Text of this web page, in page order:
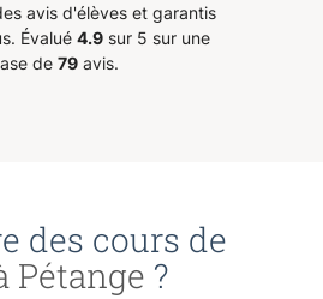
”
avis d'élèves et garantis
Évalué 4.9 sur 5 sur une
de 79 avis.
des cours de
Pétange ?